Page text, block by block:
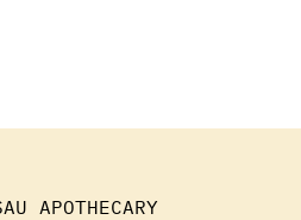
APOTHECARY